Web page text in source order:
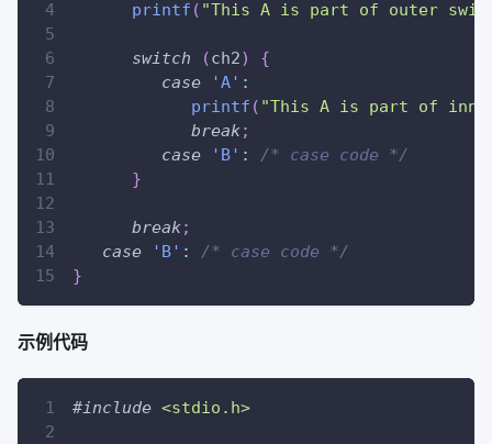
printf ( "This A is part of outer
switch (ch2)
{
case
'A' :
printf ( "This A is part of
break;
case
'B' :
/* case code */
}
break;
case
'B' :
/* case code */
}
示例代码
#include <stdio.h>